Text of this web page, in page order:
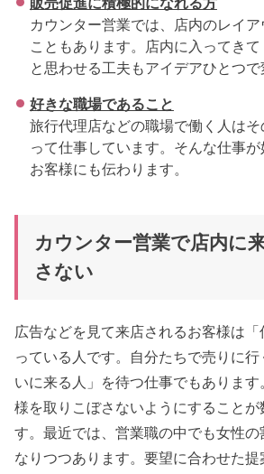
カウンター営業では、店内のレイ
こともあります。店内に入ってきて
と思わせる工夫もアイデアひとつで
好きな職場であること
旅行代理店などの職場で働く人は
って仕事しています。そんな仕事
お客様にも伝わります。
カウンター営業で店内に
さない
広告などを見て来店されるお客様は
っている人です。自分たちで売りに
いに来る人」を待つ仕事でもありま
様を取りこぼさないようにすることが
す。最近では、営業職の中でも女性の
なりつつあります。要望に合わせた